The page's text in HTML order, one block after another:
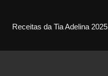
Receitas da Tia Adelina 2025